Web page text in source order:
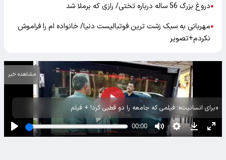
●دروغ بزرگ 56 ساله درباره تختی/ رازی که برملا شد
●مهربانی به سبک زشت ترین فوتبالیست دنیا/ خانواده ام را فراموش
نکردم+تصویر
«برای انسانیت»؛ فیلمی که جامعه را دو قطبی کرد! + فیلم
مشاهده خبر